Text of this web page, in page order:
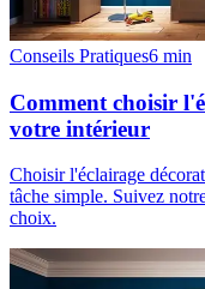
Conseils Pratiques6 min
Comment choisir
votre intérieur
Choisir l'éclairage
tâche simple. Suivez
choix.